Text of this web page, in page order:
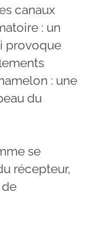
canaux
: un
provoque
: une
du
se
récepteur,